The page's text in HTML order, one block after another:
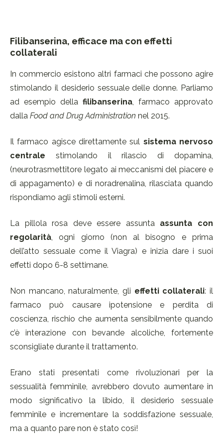
Filibanserina, efficace ma con effetti
collaterali
In commercio esistono altri farmaci che possono agire
stimolando il desiderio sessuale delle donne. Parliamo
ad esempio della filibanserina, farmaco approvato
dalla Food and Drug Administration nel 2015.
Il farmaco agisce direttamente sul sistema nervoso
centrale stimolando il rilascio di dopamina,
(neurotrasmettitore legato ai meccanismi del piacere e
di appagamento) e di noradrenalina, rilasciata quando
rispondiamo agli stimoli esterni.
La pillola rosa deve essere assunta assunta con
regolarità, ogni giorno (non al bisogno e prima
dell’atto sessuale come il Viagra) e inizia dare i suoi
effetti dopo 6-8 settimane.
Non mancano, naturalmente, gli effetti collaterali: il
farmaco può causare ipotensione e perdita di
coscienza, rischio che aumenta sensibilmente quando
c’è interazione con bevande alcoliche, fortemente
sconsigliate durante il trattamento.
Erano stati presentati come rivoluzionari per la
sessualità femminile, avrebbero dovuto aumentare in
modo significativo la libido, il desiderio sessuale
femminile e incrementare la soddisfazione sessuale,
ma a quanto pare non è stato così!